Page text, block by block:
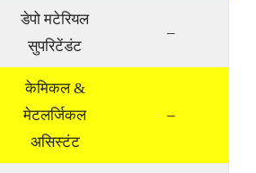
डेपो मटेरियल
सुपरिटेंडंट
–
केमिकल &
मेटलर्जिकल
असिस्टंट
–